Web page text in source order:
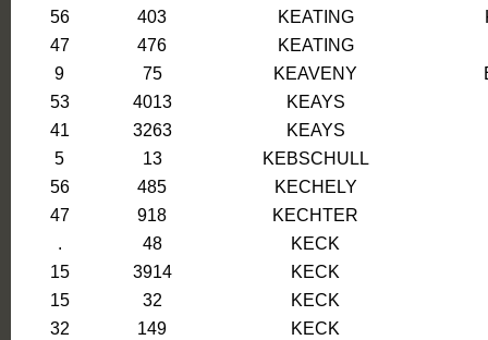
56
403 KEATING
47
476
KEATING
9
75 KEAVENY
53
4013
KEAYS
41
3263
KEAYS
5
13
KEBSCHULL
56
485
KECHELY
47
918
KECHTER
.
48
KECK
15
3914
KECK
15
32
KECK
32
149
KECK